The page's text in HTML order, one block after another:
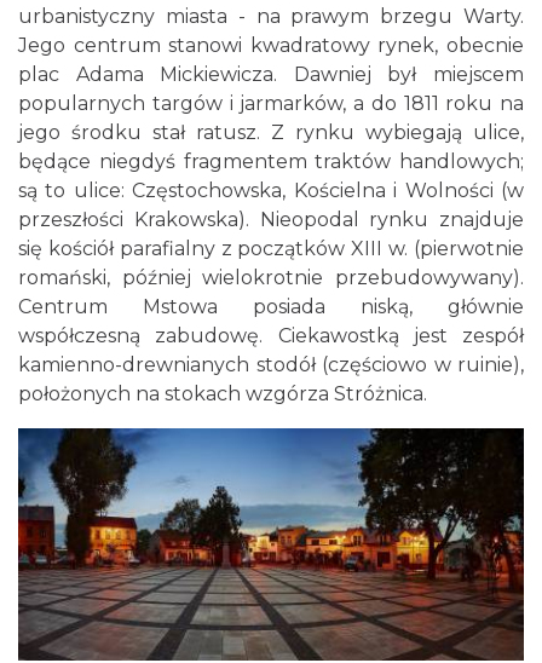
urbanistyczny miasta - na prawym brzegu Warty.
Jego centrum stanowi kwadratowy rynek, obecnie
plac Adama Mickiewicza. Dawniej był miejscem
popularnych targów i jarmarków, a do 1811 roku na
jego środku stał ratusz. Z rynku wybiegają ulice,
będące niegdyś fragmentem traktów handlowych;
są to ulice: Częstochowska, Kościelna i Wolności (w
przeszłości Krakowska). Nieopodal rynku znajduje
się kościół parafialny z początków XIII w. (pierwotnie
romański, później wielokrotnie przebudowywany).
Centrum Mstowa posiada niską, głównie
współczesną zabudowę. Ciekawostką jest zespół
kamienno-drewnianych stodół (częściowo w ruinie),
położonych na stokach wzgórza Stróżnica.